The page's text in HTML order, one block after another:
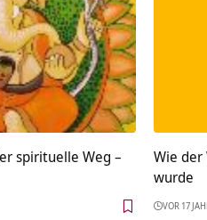
spirituelle Weg –
Wie der
wurde
VOR 17